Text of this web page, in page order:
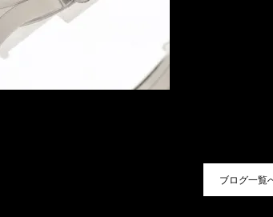
ブログ一覧